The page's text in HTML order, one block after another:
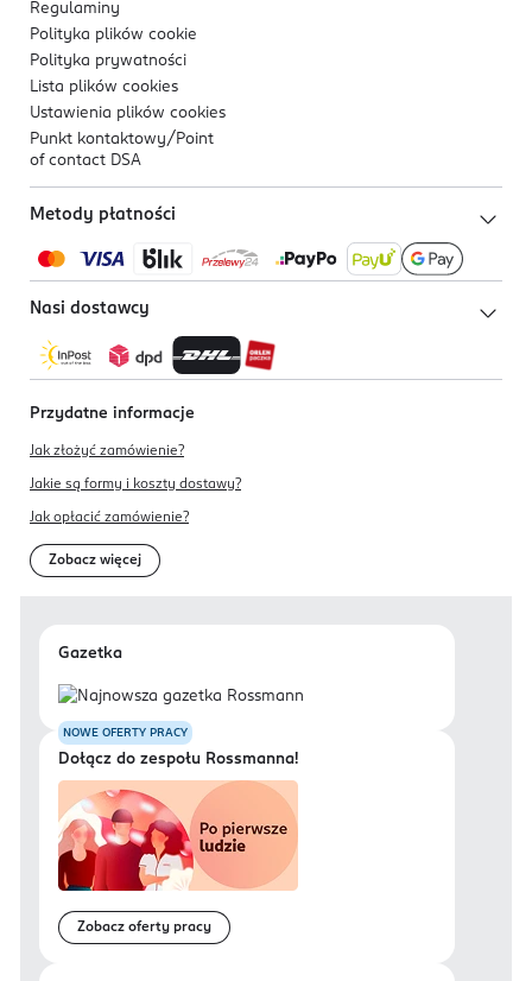
Regulaminy
Polityka plików cookie
Polityka prywatności
Lista plików cookies
Ustawienia plików cookies
Punkt kontaktowy/ Point
of contact DSA
Metody płatności
Nasi dostawcy
Przydatne informacje
Jak złożyć zamówienie?
Jakie są formy i koszty dostawy?
Jak opłacić zamówienie?
Zobacz więcej
Gazetka
NOWE OFERTY PRACY
Dołącz do zespołu Rossmanna!
Zobacz oferty pracy